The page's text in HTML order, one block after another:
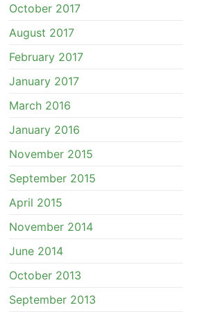
October 2017
August 2017
February 2017
January 2017
March 2016
January 2016
November 2015
September 2015
April 2015
November 2014
June 2014
October 2013
September 2013